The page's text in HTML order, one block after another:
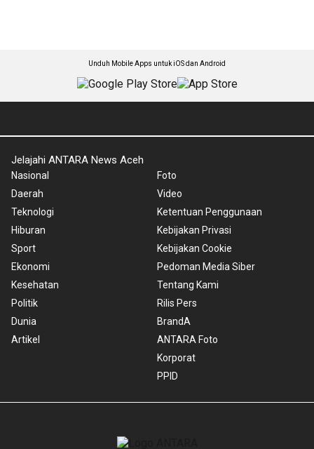
Unduh Mobile Apps untuk iOS dan Android
Jelajahi ANTARA News Aceh
Nasional
Daerah
Teknologi
Hiburan
Sport
Ekonomi
Kesehatan
Politik
Dunia
Artikel
Foto
Video
Ketentuan Penggunaan
Kebijakan Privasi
Kebijakan Cookie
Pedoman Media Siber
Tentang Kami
Rilis Pers
BrandA
ANTARA Foto
Korporat
PPID